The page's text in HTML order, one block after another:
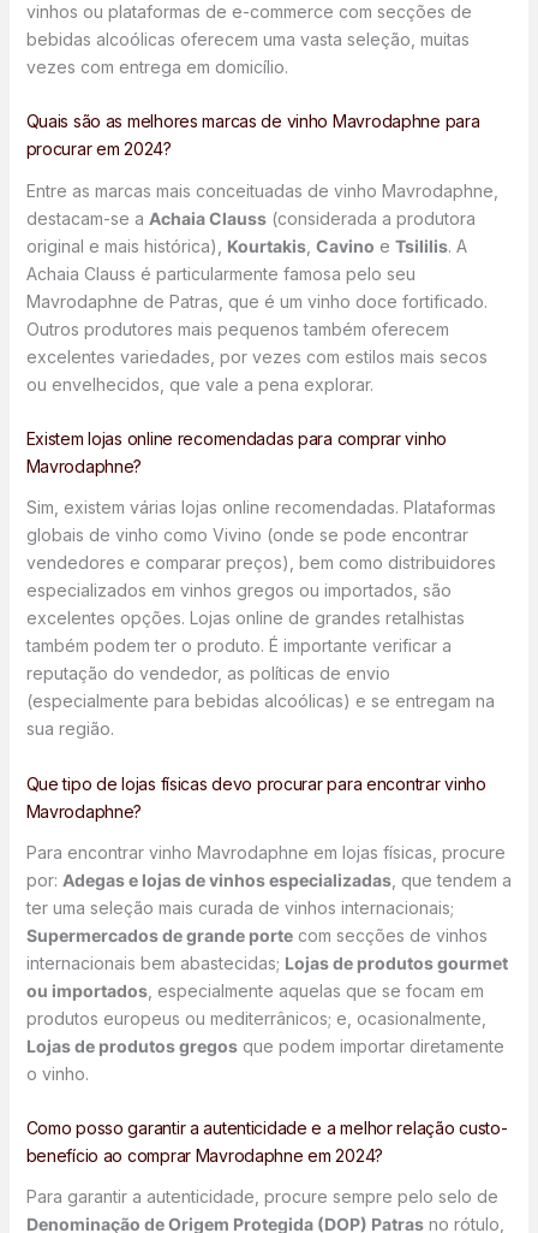
vinhos ou plataformas de e-commerce com secções de
bebidas alcoólicas oferecem uma vasta seleção, muitas
vezes com entrega em domicílio.
Quais são as melhores marcas de vinho Mavrodaphne para
procurar em 2024?
Entre as marcas mais conceituadas de vinho Mavrodaphne,
destacam-se a Achaia Clauss(considerada a produtora
original e mais histórica), Kourtakis, Cavino e Tsililis. A
Achaia Clauss é particularmente famosa pelo seu
Mavrodaphne de Patras, que é um vinho doce fortificado.
Outros produtores mais pequenos também oferecem
excelentes variedades, por vezes com estilos mais secos
ou envelhecidos, que vale a pena explorar.
Existem lojas online recomendadas para comprar vinho
Mavrodaphne?
Sim, existem várias lojas online recomendadas. Plataformas
globais de vinho como Vivino (onde se pode encontrar
vendedores e comparar preços), bem como distribuidores
especializados em vinhos gregos ou importados, são
excelentes opções. Lojas online de grandes retalhistas
também podem ter o produto. É importante verificar a
reputação do vendedor, as políticas de envio
(especialmente para bebidas alcoólicas) e se entregam na
sua região.
Que tipo de lojas físicas devo procurar para encontrar vinho
Mavrodaphne?
Para encontrar vinho Mavrodaphne em lojas físicas, procure
por: Adegas e lojas de vinhos especializadas, que tendem a
ter uma seleção mais curada de vinhos internacionais;
Supermercados de grande portecom secções de vinhos
internacionais bem abastecidas; Lojas de produtos gourmet
ou importados, especialmente aquelas que se focam em
produtos europeus ou mediterrânicos; e, ocasionalmente,
Lojas de produtos gregosque podem importar diretamente
o vinho.
Como posso garantir a autenticidade e a melhor relação custo-
benefício ao comprar Mavrodaphne em 2024?
Para garantir a autenticidade, procure sempre pelo selo de
Denominação de Origem Protegida (DOP) Patrasno rótulo,